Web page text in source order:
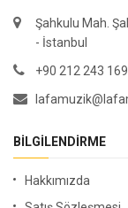
Şahkulu Mah.
- İstanbul
+90 212 243
BILGILENDIRME
Hakkımızda